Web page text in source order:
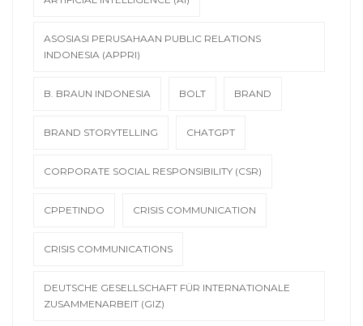
ASOSIASI PERUSAHAAN PUBLIC RELATIONS
INDONESIA (APPRI)
B. BRAUN INDONESIA BOLT BRAND
BRAND STORYTELLING CHATGPT
CORPORATE SOCIAL RESPONSIBILITY (CSR)
CPPETINDO CRISIS COMMUNICATION
CRISIS COMMUNICATIONS
DEUTSCHE GESELLSCHAFT FÜR INTERNATIONALE
ZUSAMMENARBEIT (GIZ)